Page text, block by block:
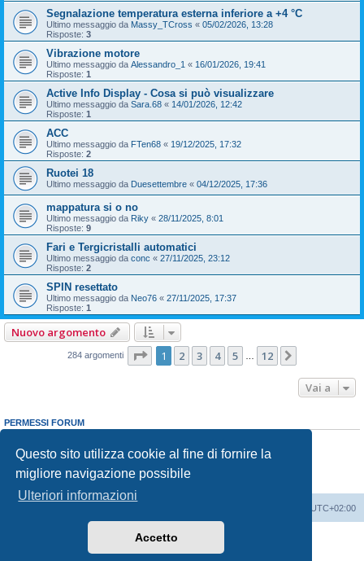
Questo sito utilizza cookie al fine di fornire la
migliore navigazione possibile
Ulteriori informazioni
Accetto
Segnalazione temperatura esterna inferiore a +4 °C
Ultimo messaggio da Massy_TCross « 05/02/2026, 13:28
Risposte: 3
Vibrazione motore
Ultimo messaggio da Alessandro_1 « 16/01/2026, 19:41
Risposte: 1
Active Info Display - Cosa si può visualizzare
Ultimo messaggio da Sara.68 « 14/01/2026, 12:42
Risposte: 1
ACC
Ultimo messaggio da FTen68 « 19/12/2025, 17:32
Risposte: 2
Ruotei 18
Ultimo messaggio da Duesettembre « 04/12/2025, 17:36
mappatura si o no
Ultimo messaggio da Riky « 28/11/2025, 8:01
Risposte: 9
Fari e Tergicristalli automatici
Ultimo messaggio da conc « 27/11/2025, 23:12
Risposte: 2
SPIN resettato
Ultimo messaggio da Neo76 « 27/11/2025, 17:37
Risposte: 1
Nuovo argomento
284 argomenti Pagina di 12
1 2 3 4 5 12
Vai a
PERMESSI FORUM
Non puoirispondere negli argomenti
Non puoimodificare i tuoi messaggi
Non puoicancellare i tuoi messaggi
Non puoi
inviare allegati
UTC+02:00
phpBB® Forum Software © phpBB Limited
Traduzione ItalianaphpBB-Italia.it